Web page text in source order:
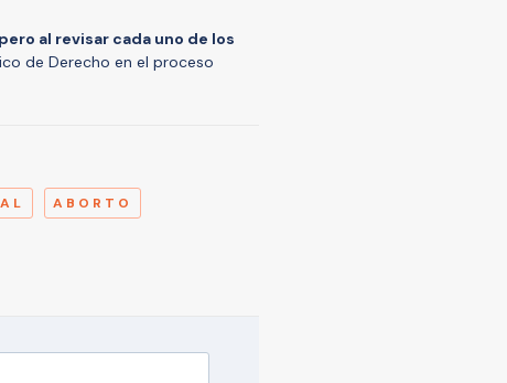
pero al revisar cada uno de los
de Derecho en el proceso
ABORTO